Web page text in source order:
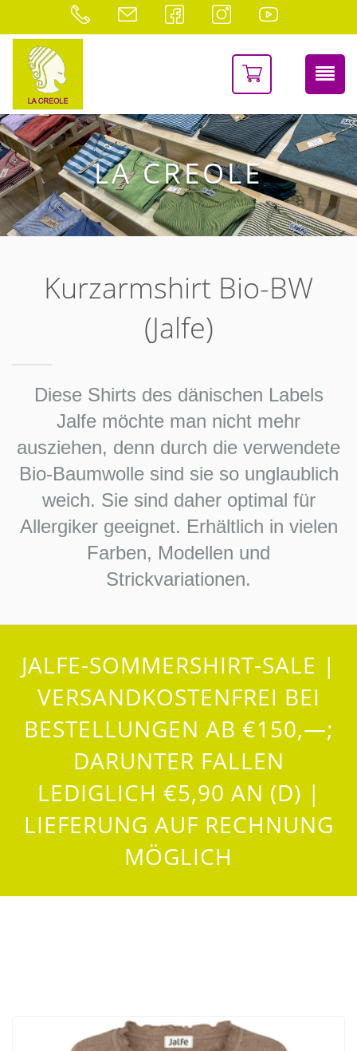
LA CREOLE
Kurzarmshirt Bio-BW
(Jalfe)
Diese Shirts des dänischen Labels
Jalfe möchte man nicht mehr
ausziehen, denn durch die verwendete
Bio-Baumwolle sind sie so unglaublich
weich. Sie sind daher optimal für
Allergiker geeignet. Erhältlich in vielen
Farben, Modellen und
Strickvariationen.
JALFE-SOMMERSHIRT-SALE |
VERSANDKOSTENFREI BEI
BESTELLUNGEN AB €150,—;
DARUNTER FALLEN
LEDIGLICH €5,90 AN (D) |
LIEFERUNG AUF RECHNUNG
MÖGLICH